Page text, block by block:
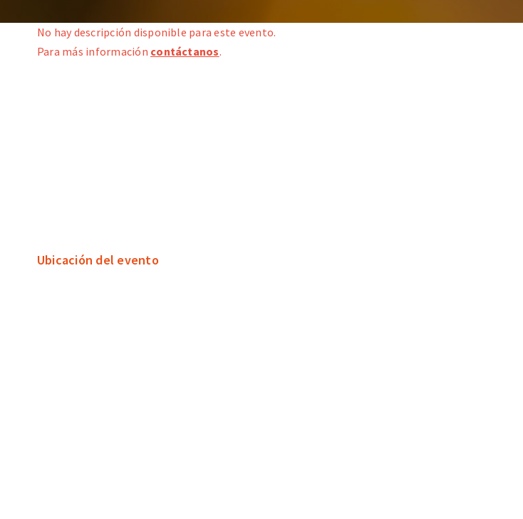
No hay descripción disponible para este evento.
Para más información contáctanos.
Ubicación del evento